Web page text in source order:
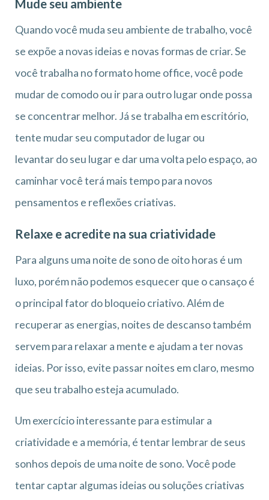
Mude seu ambiente
Quando você muda seu ambiente de trabalho, você
se expõe a novas ideias e novas formas de criar. Se
você trabalha no formato home office, você pode
mudar de comodo ou ir para outro lugar onde possa
se concentrar melhor. Já se trabalha em escritório,
tente mudar seu computador de lugar ou
levantar do seu lugar e dar uma volta pelo espaço, ao
caminhar você terá mais tempo para novos
pensamentos e reflexões criativas.
Relaxe e acredite na sua criatividade
Para alguns uma noite de sono de oito horas é um
luxo, porém não podemos esquecer que o cansaço é
o principal fator do bloqueio criativo. Além de
recuperar as energias, noites de descanso também
servem para relaxar a mente e ajudam a ter novas
ideias. Por isso, evite passar noites em claro, mesmo
que seu trabalho esteja acumulado.
Um exercício interessante para estimular a
criatividade e a memória, é tentar lembrar de seus
sonhos depois de uma noite de sono. Você pode
tentar captar algumas ideias ou soluções criativas